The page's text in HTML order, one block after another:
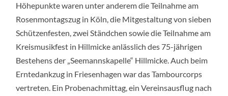
Höhepunkte waren unter anderem die Teilnahme am
Rosenmontagszug in Köln, die Mitgestaltung von sieben
Schützenfesten, zwei Ständchen sowie die Teilnahme am
Kreismusikfest in Hillmicke anlässlich des 75-jährigen
Bestehens der „Seemannskapelle“ Hillmicke. Auch beim
Erntedankzug in Friesenhagen war das Tambourcorps
vertreten. Ein Probenachmittag, ein Vereinsausflug nach